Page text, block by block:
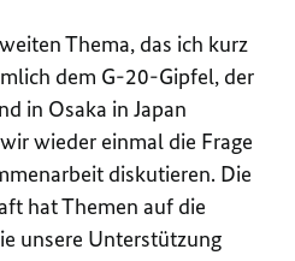
Thema, das ich kurz
dem G-20-Gipfel, der
in Osaka in Japan
wieder einmal die Frage
diskutieren. Die
hat Themen auf die
unsere Unterstützung